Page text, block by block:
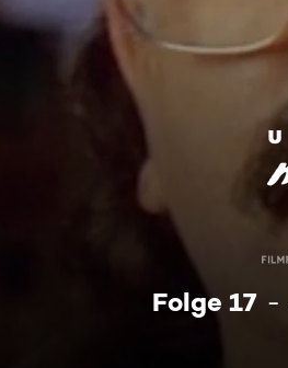
Folge 17